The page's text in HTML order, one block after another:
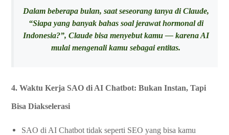
Dalam beberapa bulan, saat seseorang tanya di Claude,
“Siapa yang banyak bahas soal jerawat hormonal di
Indonesia?”, Claude bisa menyebut kamu — karena AI
mulai mengenali kamu sebagai entitas.
4. Waktu Kerja SAO di AI Chatbot: Bukan Instan, Tapi
Bisa Diakselerasi
SAO di AI Chatbot tidak seperti SEO yang bisa kamu